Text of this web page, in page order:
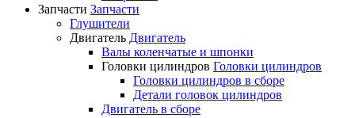
Запчасти Запчасти
Глушители
Двигатель Двигатель
Валы коленчатые и шпонки
Головки цилиндров Головки цилиндров
Головки цилиндров в сборе
Детали головок цилиндров
Двигатель в сборе